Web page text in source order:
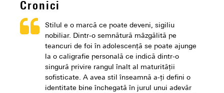
Cronici
Stilul e o marcă ce poate deveni, sigiliu
nobiliar. Dintr-o semnătură mâzgălită pe
teancuri de foi în adolescenţă se poate ajunge
la o caligrafie personală ce indică dintr-o
singură privire rangul înalt al maturităţii
sofisticate. A avea stil înseamnă a-ţi defini o
identitate bine închegată în jurul unui adevăr